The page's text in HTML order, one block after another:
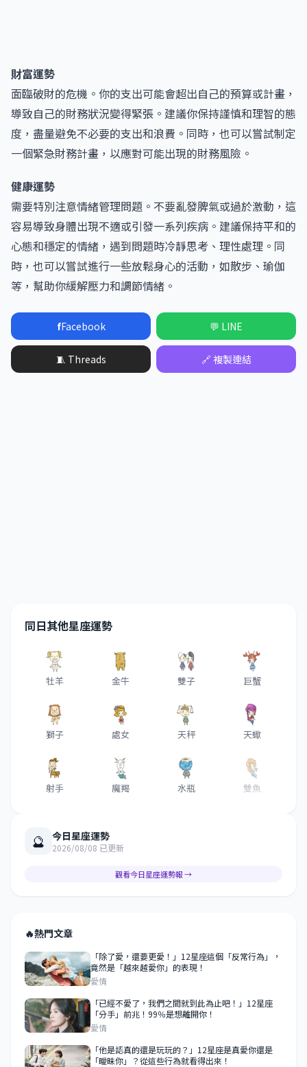
財富運勢
面臨破財的危機。你的支出可能會超出自己的預算或計畫，
導致自己的財務狀況變得緊張。建議你保持謹慎和理智的態
度，盡量避免不必要的支出和浪費。同時，也可以嘗試制定
一個緊急財務計畫，以應對可能出現的財務風險。
健康運勢
需要特別注意情緒管理問題。不要亂發脾氣或過於激動，這
容易導致身體出現不適或引發一系列疾病。建議保持平和的
心態和穩定的情緒，遇到問題時冷靜思考、理性處理。同
時，也可以嘗試進行一些放鬆身心的活動，如散步、瑜伽
等，幫助你緩解壓力和調節情緒。
fFacebook 💬 LINE
🧵 Threads 🔗 複製連結
同日其他星座運勢
牡羊 金牛 雙子 巨蟹
獅子 處女 天秤 天蠍
射手 魔羯 水瓶 雙魚
🔮 今日星座運勢
2026/08/08 已更新
觀看今日星座運勢報 →
🔥熱門文章
「除了愛，還要更愛！」12星座這個「反常行為」，
竟然是「越來越愛你」的表現！
愛情
「已經不愛了，我們之間就到此為止吧！」12星座
「分手」前兆！99％是想離開你！
愛情
「他是認真的還是玩玩的？」12星座是真愛你還是
「曖昧你」？從這些行為就看得出來！